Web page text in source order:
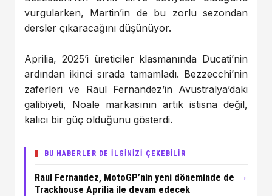
vurgularken, Martin’in de bu zorlu sezondan
dersler çıkaracağını düşünüyor.
Aprilia, 2025’i üreticiler klasmanında Ducati’nin
ardından ikinci sırada tamamladı. Bezzecchi’nin
zaferleri ve Raul Fernandez’in Avustralya’daki
galibiyeti, Noale markasının artık istisna değil,
kalıcı bir güç olduğunu gösterdi.
BU HABERLER DE İLGİNİZİ ÇEKEBİLİR
Raul Fernandez, MotoGP’nin yeni döneminde de
Trackhouse Aprilia ile devam edecek
→